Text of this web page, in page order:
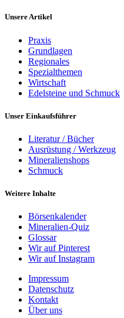
Unsere Artikel
Praxis
Grundlagen
Regionales
Spezialthemen
Wirtschaft
Edelsteine und Schmuck
Unser Einkaufsführer
Literatur / Bücher
Ausrüstung / Werkzeug
Mineralienshops
Schmuck
Weitere Inhalte
Börsenkalender
Mineralien-Quiz
Glossar
Wir auf Pinterest
Wir auf Instagram
Impressum
Datenschutz
Kontakt
Über uns